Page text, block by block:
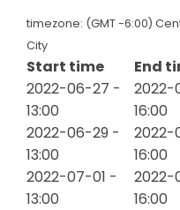
timezone: (GMT -6:00)
City
Start time End
2022-06-27 -
13:00
2022-
16:00
2022-06-29 -
13:00
2022-
16:00
2022-07-01 -
13:00
2022-
16:00